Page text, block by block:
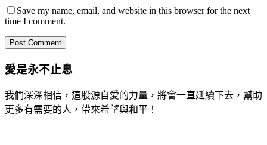
Save my name, email, and website in this browser for the next
time I comment.
愛是永不止息
我們深深相信，這股源自愛的力量，將會一直延續下去，幫助
更多有需要的人，帶來希望與和平！